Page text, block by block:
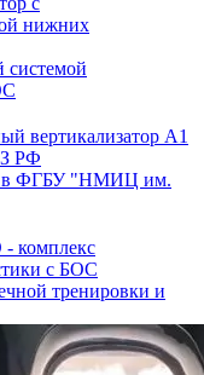
системой
в ФГБУ "НМИЦ им.
тренировки и